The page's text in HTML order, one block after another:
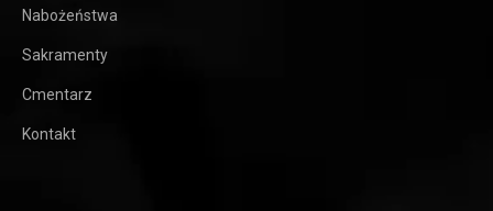
Nabożeństwa
Sakramenty
Cmentarz
Kontakt